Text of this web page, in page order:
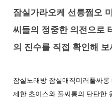
잠실가라오케 선릉쩜오
씨들의 정중한 의전으로
의 진수를 직접 확인해 보
잠실노래방 잠실매직미러풀싸
제한 초이스와 풀싸롱의 탄탄한